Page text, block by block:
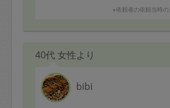
鶏胸肉とれんこん
春巻き
切り干し大根
どれも美味しすぎて箸が止まりませんで
またお願い致します(^^)
※依頼者の依頼当時の
40代 女性より
bibi